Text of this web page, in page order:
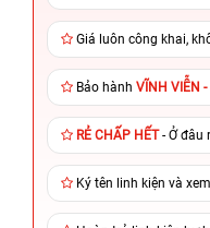
Giá luôn công khai,
Bảo hành VĨNH VIỄN -
RẺ CHẤP HẾT- Ở đâu
Ký tên linh kiện và